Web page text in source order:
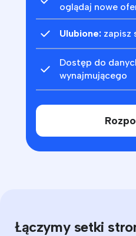
oglądaj nowe
Ulubione: zapisz
Dostęp do
wynajmującego
Łączymy setki